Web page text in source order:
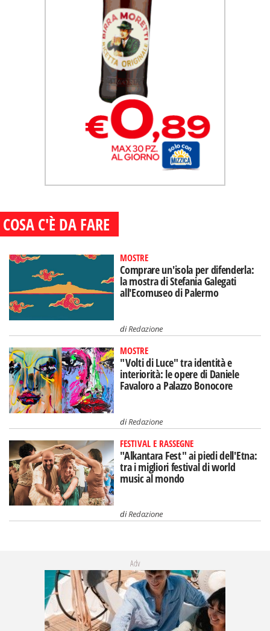
COSA C'È DA FARE
MOSTRE
Comprare un'isola per difenderla:
la mostra di Stefania Galegati
all'Ecomuseo di Palermo
diRedazione
MOSTRE
"Volti di Luce" tra identità e
interiorità: le opere di Daniele
Favaloro a Palazzo Bonocore
diRedazione
FESTIVAL E RASSEGNE
"Alkantara Fest" ai piedi dell'Etna:
tra i migliori festival di world
music al mondo
diRedazione
Adv